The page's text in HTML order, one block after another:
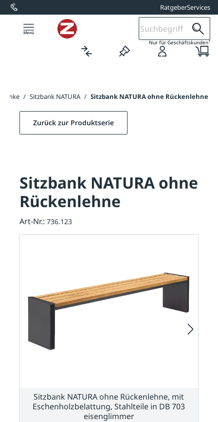
springen RatgeberServices
Nur für Geschäftskunden1
/ Sitzbank NATURA / Sitzbank NATURA ohne Rückenlehne
Zurück zur Produktserie
Sitzbank NATURA ohne
Rückenlehne
Art-Nr.: 736.123
Sitzbank NATURA ohne Rückenlehne, mit
Eschenholzbelattung, Stahlteile in DB 703
eisenglimmer